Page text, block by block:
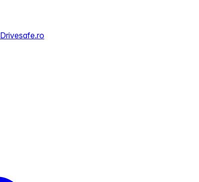
Drivesafe.ro